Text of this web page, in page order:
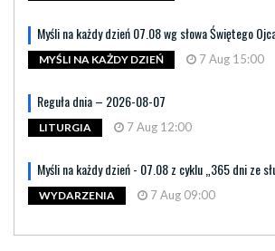
Myśli na każdy dzień 07.08 wg słowa Świętego
MYŚLI NA KAŻDY DZIEŃ 7 Aug 15:00
Reguła dnia – 2026-08-07
LITURGIA 7 Aug 12:00
Myśli na każdy dzień - 07.08 z cyklu „365 dni ze
WYDARZENIA 7 Aug 09:00